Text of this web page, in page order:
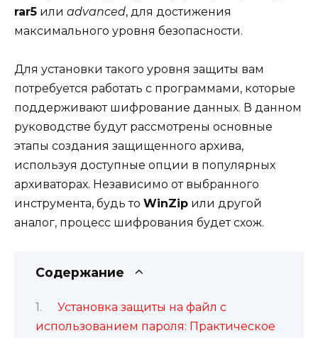
rar5 или advanced, для достижения
максимального уровня безопасности.
Для установки такого уровня защиты вам
потребуется работать с программами, которые
поддерживают шифрование данных. В данном
руководстве будут рассмотрены основные
этапы создания защищенного архива,
используя доступные опции в популярных
архиваторах. Независимо от выбранного
инструмента, будь то WinZip или другой
аналог, процесс шифрования будет схож.
Содержание
Установка защиты на файл с
использованием пароля: Практическое